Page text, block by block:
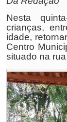
Nesta
crianças,
idade,
Centro
situado na